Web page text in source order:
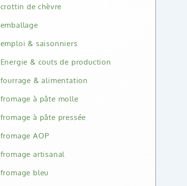
crottin de chèvre
emballage
emploi & saisonniers
Energie & couts de production
fourrage & alimentation
fromage à pâte molle
fromage à pâte pressée
fromage AOP
fromage artisanal
fromage bleu